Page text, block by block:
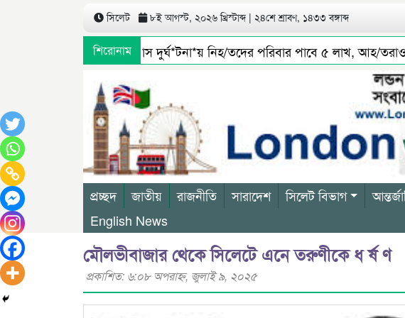
সিলেট ৮ই আগস্ট, ২০২৬ খ্রিস্টাব্দ | ২৪শে শ্রাবণ, ১৪৩৩ বঙ্গাব্দ
শিরোনাম
সিলেটে বাস দুর্ঘ*টনা*য় নিহ/তদের পরিবার পাবে ৫ লাখ, আহ/তরাও
প্রচ্ছদ জাতীয় রাজনীতি সারাদেশ সিলেট বিভাগ
English News
মৌলভীবাজার থেকে সিলেটে এনে তরুণীকে ধ র্ষ ণ
প্রকাশিত: ৬:০৮ অপরাহ্ণ, জুলাই ৯, ২০২৫